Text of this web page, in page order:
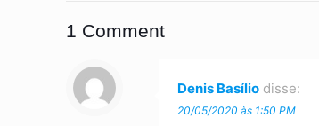
1 Comment
Denis Basílio disse:
20/05/2020 às 1:50 PM